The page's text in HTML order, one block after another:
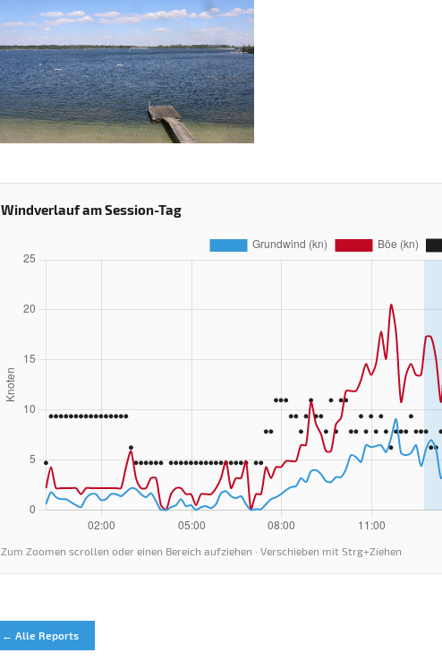
Windverlauf am Session-Tag
Zum Zoomen scrollen oder einen Bereich aufziehen · Verschieben mit Strg+Ziehen
← Alle Reports